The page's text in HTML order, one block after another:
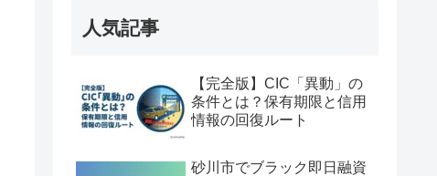
人気記事
【完全版】CIC「異動」の
条件とは？保有期限と信用
情報の回復ルート
砂川市でブラック即日融資